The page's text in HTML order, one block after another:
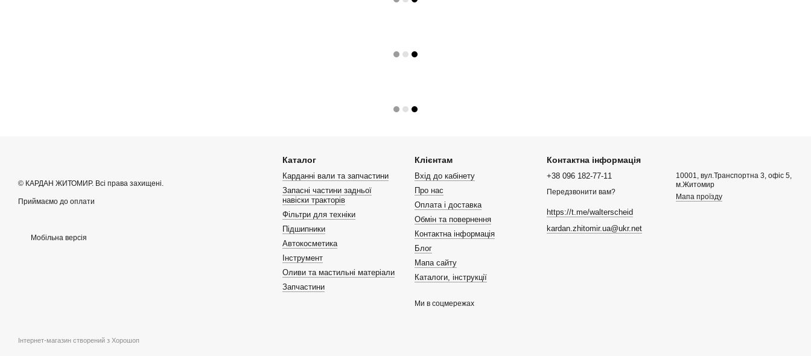
© КАРДАН ЖИТОМИР. Всі права захищені.
Приймаємо до оплати
Мобільна версія
Інтернет-магазин створений з Хорошоп
Каталог
Карданні вали та запчастини
Запасні частини задньої
навіски тракторів
Фільтри для техніки
Підшипники
Автокосметика
Інструмент
Оливи та мастильні матеріали
Запчастини
Клієнтам
Вхід до кабінету
Про нас
Оплата і доставка
Обмін та повернення
Контактна інформація
Блог
Мапа сайту
Каталоги, інструкції
Ми в соцмережах
Контактна інформація
+38 096 182-77-11
Передзвонити вам?
https://t.me/walterscheid
kardan.zhitomir.ua@ukr.net
10001, вул.Транспортна 3, офіс 5,
м.Житомир
Мапа проїзду